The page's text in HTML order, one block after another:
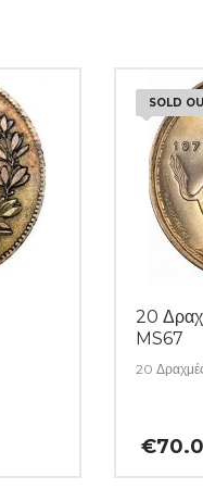
SOLD
20
MS67
20
€